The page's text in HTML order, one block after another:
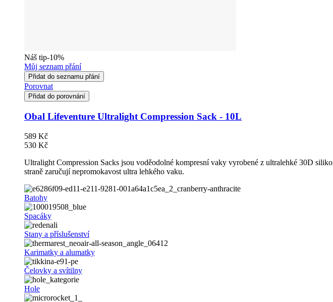
Náš tip-10%
Můj seznam přání
Přidat do seznamu přání
Porovnat
Přidat do porovnání
Obal Lifeventure Ultralight Compression Sack - 10L
589 Kč
530 Kč
Ultralight Compression Sacks jsou voděodolné kompresní vaky vyrobené z ultralehké 30D
straně zaručují nepromokavost ultra lehkého vaku.
Batohy
Spacáky
Stany a příslušenství
Karimatky a alumatky
Čelovky a svítilny
Hole